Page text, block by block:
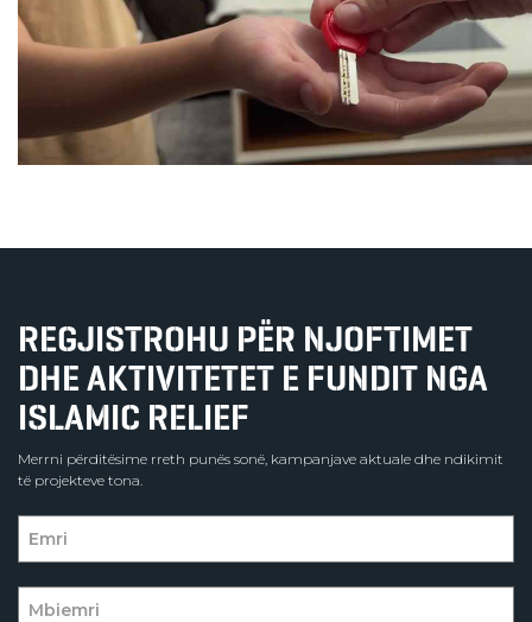
REGJISTROHU PËR NJOFTIMET
DHE AKTIVITETET E FUNDIT NGA
ISLAMIC RELIEF
Merrni përditësime rreth punës sonë, kampanjave aktuale dhe ndikimit
të projekteve tona.